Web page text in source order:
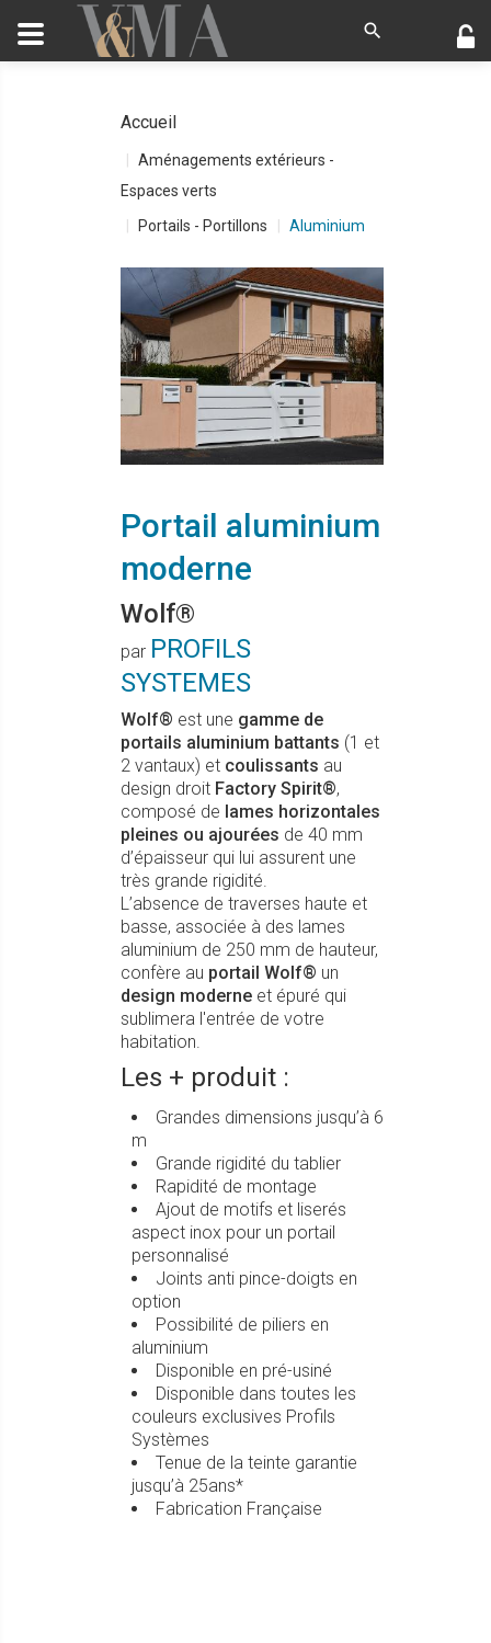
Accueil
Aménagements extérieurs -
Espaces verts
Portails - Portillons
Aluminium
Portail aluminium
moderne
Wolf®
par PROFILS
SYSTEMES
Wolf® est une gamme de
portails aluminium battants (1 et
2 vantaux) et coulissants au
design droit Factory Spirit®,
composé de lames horizontales
pleines ou ajourées de 40 mm
d’épaisseur qui lui assurent une
très grande rigidité.
L’absence de traverses haute et
basse, associée à des lames
aluminium de 250 mm de hauteur,
confère au portail Wolf® un
design moderne et épuré qui
sublimera l'entrée de votre
habitation.
Les + produit :
Grandes dimensions jusqu’à 6
m
Grande rigidité du tablier
Rapidité de montage
Ajout de motifs et liserés
aspect inox pour un portail
personnalisé
Joints anti pince-doigts en
option
Possibilité de piliers en
aluminium
Disponible en pré-usiné
Disponible dans toutes les
couleurs exclusives Profils
Systèmes
Tenue de la teinte garantie
jusqu’à 25ans*
Fabrication Française